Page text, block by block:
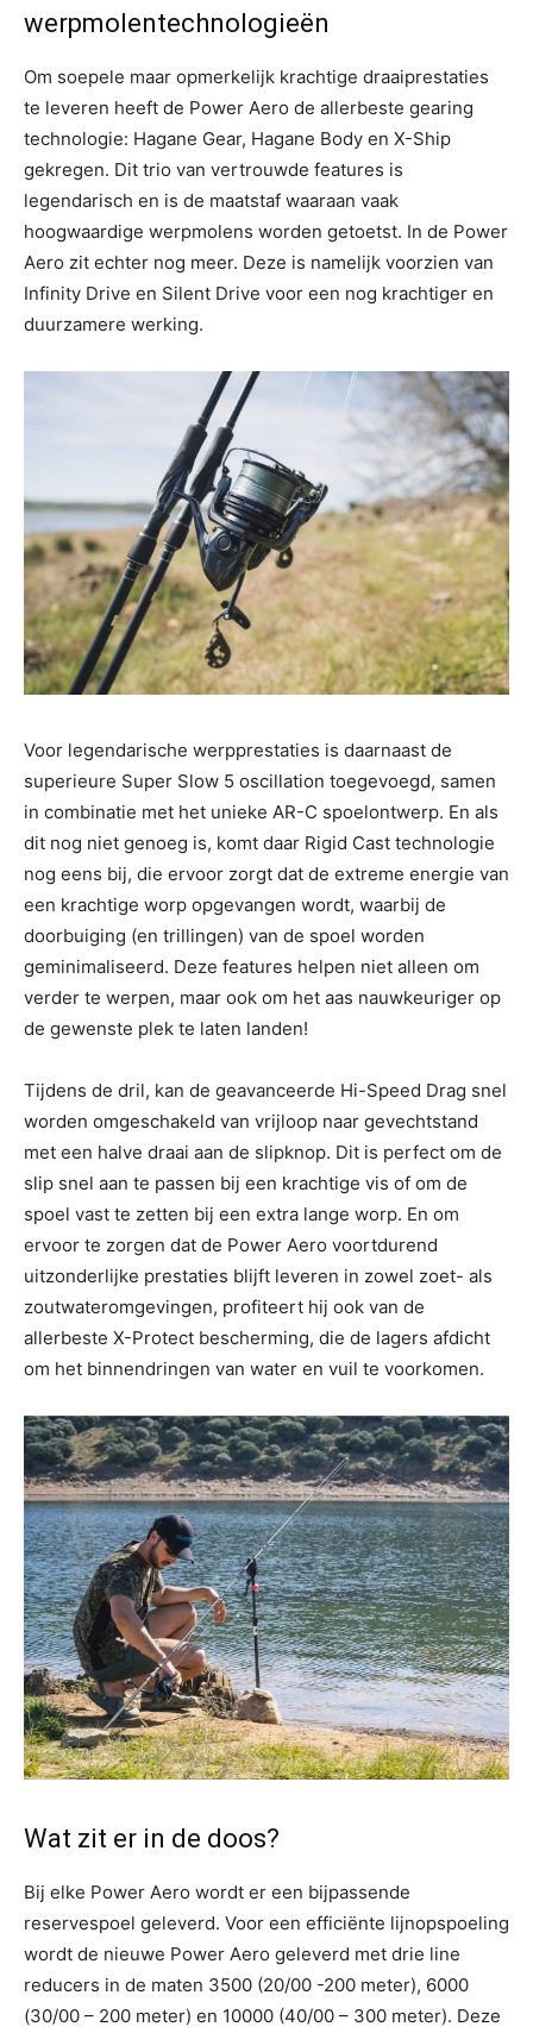
werpmolentechnologieën
Om soepele maar opmerkelijk krachtige draaiprestaties
te leveren heeft de Power Aero de allerbeste gearing
technologie: Hagane Gear, Hagane Body en X-Ship
gekregen. Dit trio van vertrouwde features is
legendarisch en is de maatstaf waaraan vaak
hoogwaardige werpmolens worden getoetst. In de Power
Aero zit echter nog meer. Deze is namelijk voorzien van
Infinity Drive en Silent Drive voor een nog krachtiger en
duurzamere werking.
Voor legendarische werpprestaties is daarnaast de
superieure Super Slow 5 oscillation toegevoegd, samen
in combinatie met het unieke AR-C spoelontwerp. En als
dit nog niet genoeg is, komt daar Rigid Cast technologie
nog eens bij, die ervoor zorgt dat de extreme energie van
een krachtige worp opgevangen wordt, waarbij de
doorbuiging (en trillingen) van de spoel worden
geminimaliseerd. Deze features helpen niet alleen om
verder te werpen, maar ook om het aas nauwkeuriger op
de gewenste plek te laten landen!
Tijdens de dril, kan de geavanceerde Hi-Speed Drag snel
worden omgeschakeld van vrijloop naar gevechtstand
met een halve draai aan de slipknop. Dit is perfect om de
slip snel aan te passen bij een krachtige vis of om de
spoel vast te zetten bij een extra lange worp. En om
ervoor te zorgen dat de Power Aero voortdurend
uitzonderlijke prestaties blijft leveren in zowel zoet- als
zoutwateromgevingen, profiteert hij ook van de
allerbeste X-Protect bescherming, die de lagers afdicht
om het binnendringen van water en vuil te voorkomen.
Wat zit er in de doos?
Bij elke Power Aero wordt er een bijpassende
reservespoel geleverd. Voor een efficiënte lijnopspoeling
wordt de nieuwe Power Aero geleverd met drie line
reducers in de maten 3500 (20/00 -200 meter), 6000
(30/00 – 200 meter) en 10000 (40/00 – 300 meter). Deze